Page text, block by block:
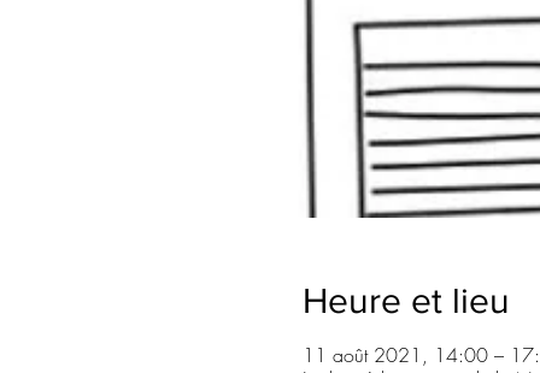
Heure et lieu
11 août 2021, 14:00 –